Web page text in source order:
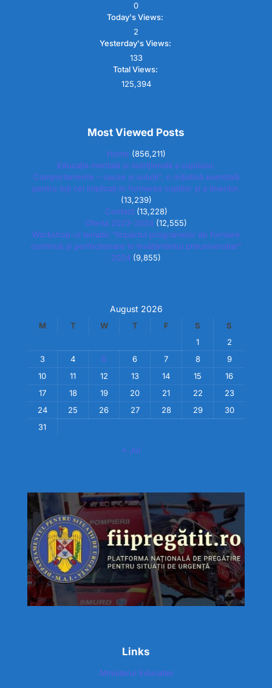
0
Today's Views:
2
Yesterday's Views:
133
Total Views:
125,394
Most Viewed Posts
Home (856,211)
Educația mentală și nutrițională a copilului.
Comportamente – cauze și soluții”, o inițiativă esențială
pentru toți cei implicați în formarea copiilor și a tinerilor.
(13,239)
Contact (13,228)
Oferta 2023-2024 (12,555)
Workshop-ul tematic “Impactul programelor de formare
continuă și perfecționare în învățământul preuniversitar”
2024 (9,855)
August 2026
M T W T F S
S
1
2
3
4 5 6 7 8
9
10
11 12 13 14 15
16
17
18 19 20 21 22
23
24
25 26 27 28 29
30
31
« Jul
Links
Ministerul Educatiei